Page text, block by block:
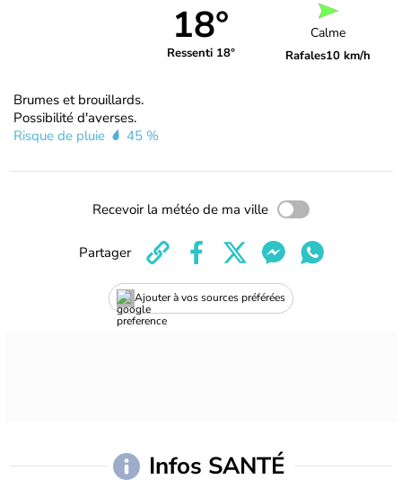
18°
Ressenti 18°
Calme
Rafales10 km/h
Brumes et brouillards.
Possibilité d'averses.
Risque de pluie
45 %
Recevoir la météo de ma ville
Ajouter à vos sources préférées
Partager
Infos SANTÉ